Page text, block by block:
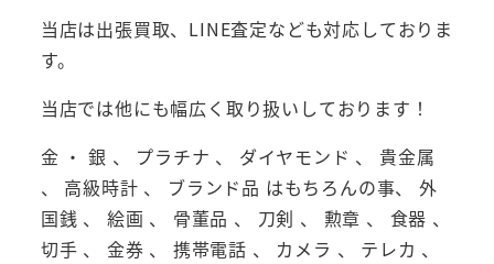
当店は出張買取、LINE査定なども対応しておりま
す。
当店では他にも幅広く取り扱いしております！
金 ・ 銀 、 プラチナ 、 ダイヤモンド 、 貴金属
、 高級時計 、 ブランド品 はもちろんの事、 外
国銭 、 絵画 、 骨董品 、 刀剣 、 勲章 、 食器 、
切手 、 金券 、 携帯電話 、 カメラ 、 テレカ 、